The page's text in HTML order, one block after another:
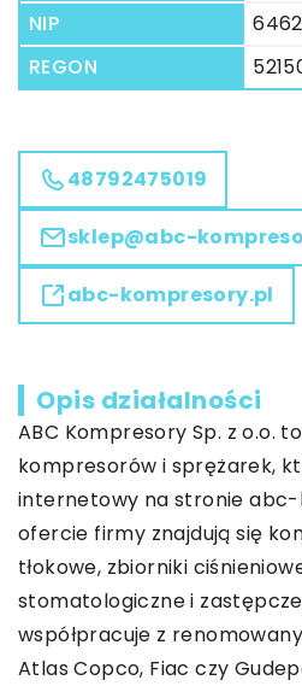
NIP
REGON
48792475019
sklep@abc-
abc-kompresory.pl
Opis działalności
ABC Kompresory Sp. z o.o.
kompresorów i sprężarek,
internetowy na stronie
ofercie firmy znajdują się
tłokowe, zbiorniki
stomatologiczne i
współpracuje z
Atlas Copco, Fiac czy